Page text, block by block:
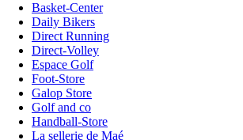
Basket-Center
Daily Bikers
Direct Running
Direct-Volley
Espace Golf
Foot-Store
Galop Store
Golf and co
Handball-Store
La sellerie de Maé